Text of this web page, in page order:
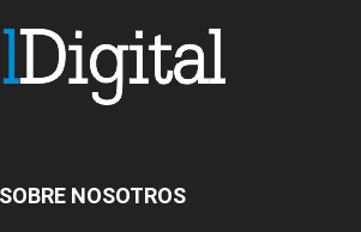
SOBRE NOSOTROS